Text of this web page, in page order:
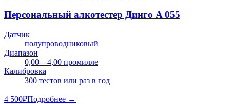
Персональный алкотестер Динго A 055
Датчик
полупроводниковый
Диапазон
0,00—4,00 промилле
Калибровка
300 тестов или раз в год
4 500₽Подробнее →